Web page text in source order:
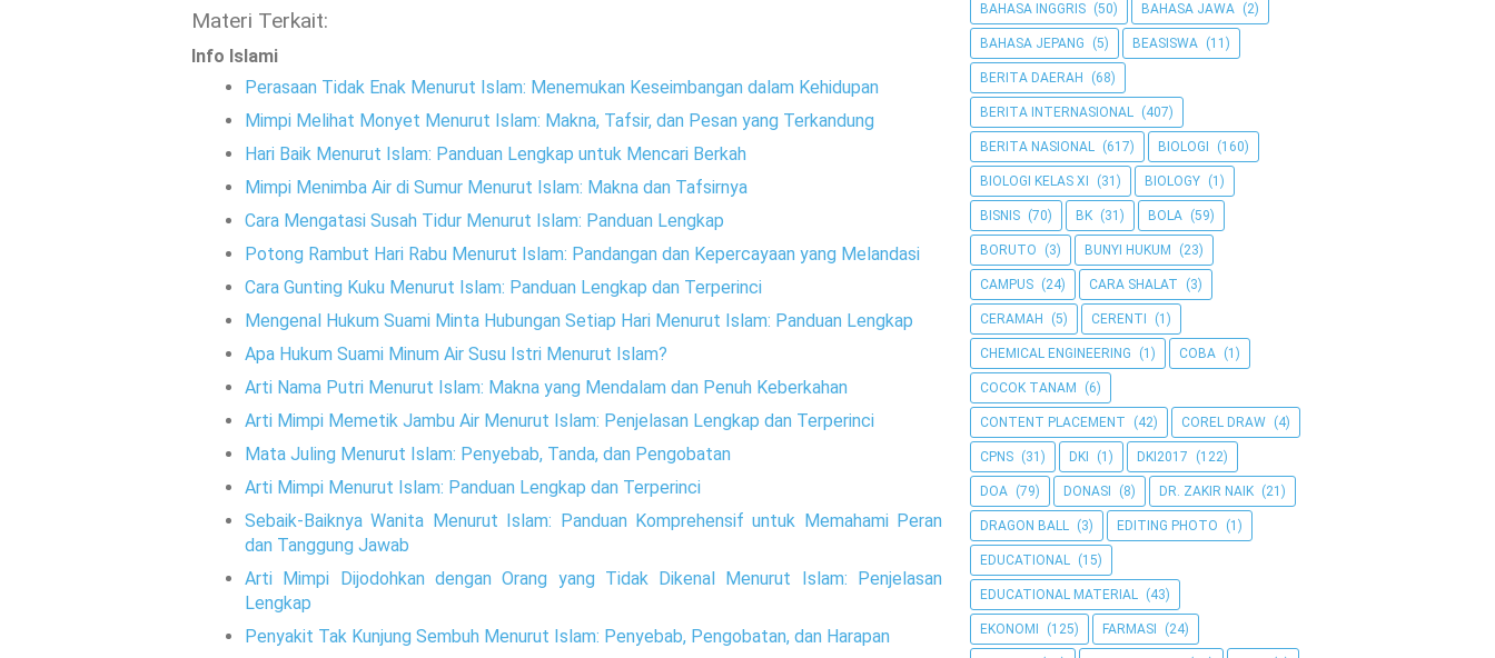
Materi Terkait:
Info Islami
Perasaan Tidak Enak Menurut Islam: Menemukan Keseimbangan dalam Kehidupan
Mimpi Melihat Monyet Menurut Islam: Makna, Tafsir, dan Pesan yang Terkandung
Hari Baik Menurut Islam: Panduan Lengkap untuk Mencari Berkah
Mimpi Menimba Air di Sumur Menurut Islam: Makna dan Tafsirnya
Cara Mengatasi Susah Tidur Menurut Islam: Panduan Lengkap
Potong Rambut Hari Rabu Menurut Islam: Pandangan dan Kepercayaan yang Melandasi
Cara Gunting Kuku Menurut Islam: Panduan Lengkap dan Terperinci
Mengenal Hukum Suami Minta Hubungan Setiap Hari Menurut Islam: Panduan Lengkap
Apa Hukum Suami Minum Air Susu Istri Menurut Islam?
Arti Nama Putri Menurut Islam: Makna yang Mendalam dan Penuh Keberkahan
Arti Mimpi Memetik Jambu Air Menurut Islam: Penjelasan Lengkap dan Terperinci
Mata Juling Menurut Islam: Penyebab, Tanda, dan Pengobatan
Arti Mimpi Menurut Islam: Panduan Lengkap dan Terperinci
Sebaik-Baiknya Wanita Menurut Islam: Panduan Komprehensif untuk Memahami Peran
dan Tanggung Jawab
Arti Mimpi Dijodohkan dengan Orang yang Tidak Dikenal Menurut Islam: Penjelasan
Lengkap
Penyakit Tak Kunjung Sembuh Menurut Islam: Penyebab, Pengobatan, dan Harapan
BAHASA INGGRIS (50) BAHASA JAWA (2)
BAHASA JEPANG (5) BEASISWA (11)
BERITA DAERAH (68)
BERITA INTERNASIONAL (407)
BERITA NASIONAL (617) BIOLOGI (160)
BIOLOGI KELAS XI (31) BIOLOGY (1)
BISNIS (70) BK (31) BOLA (59)
BORUTO (3) BUNYI HUKUM (23)
CAMPUS (24) CARA SHALAT (3)
CERAMAH (5) CERENTI (1)
CHEMICAL ENGINEERING (1) COBA (1)
COCOK TANAM (6)
CONTENT PLACEMENT (42) COREL DRAW (4)
CPNS (31) DKI (1) DKI2017 (122)
DOA (79) DONASI (8) DR. ZAKIR NAIK (21)
DRAGON BALL (3) EDITING PHOTO (1)
EDUCATIONAL (15)
EDUCATIONAL MATERIAL (43)
EKONOMI (125) FARMASI (24)